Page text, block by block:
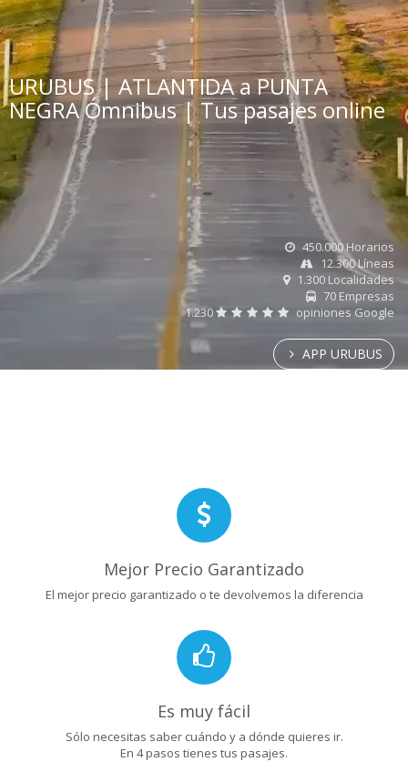
URUBUS | ATLANTIDA a PUNTA
NEGRA Ómnibus | Tus pasajes online
450.000 Horarios
12.300 Líneas
1.300 Localidades
70 Empresas
1.230
opiniones Google
APP URUBUS
Mejor Precio Garantizado
El mejor precio garantizado o te devolvemos la diferencia
Es muy fácil
Sólo necesitas saber cuándo y a dónde quieres ir.
En 4 pasos tienes tus pasajes.